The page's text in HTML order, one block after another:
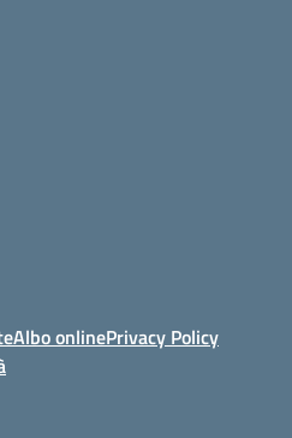
Albo onlinePrivacy Policy